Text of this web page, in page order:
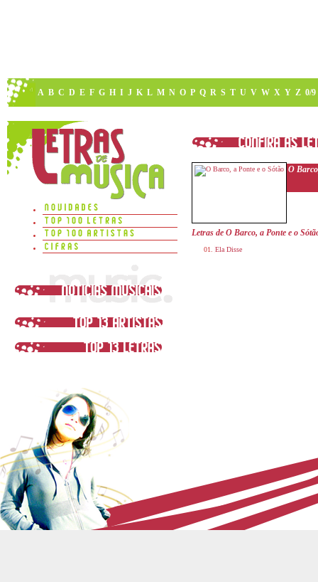
A B C D E F G H I J K L M N O P Q R S T U V W X Y Z 0/9
O
Letras de O Barco, a Ponte e o
Ela Disse